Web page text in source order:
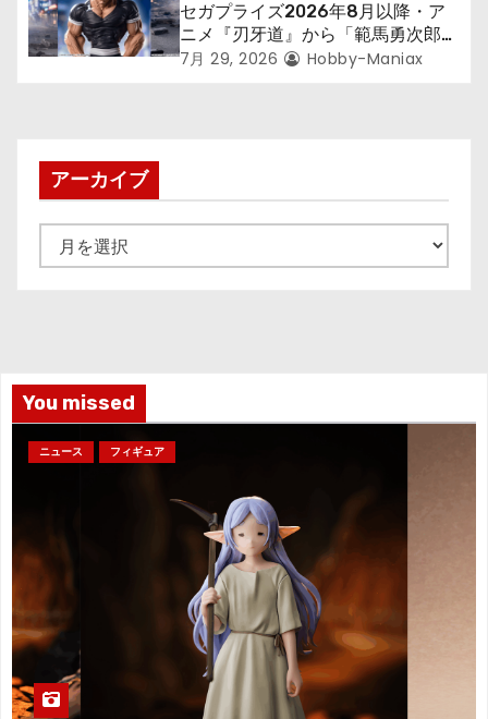
セガプライズ2026年8月以降・ア
ニメ『刃牙道』から「範馬勇次郎」
が登場ッッ!!
7月 29, 2026 Hobby-Maniax
アーカイブ
ー
You missed
ニュース フィギュア